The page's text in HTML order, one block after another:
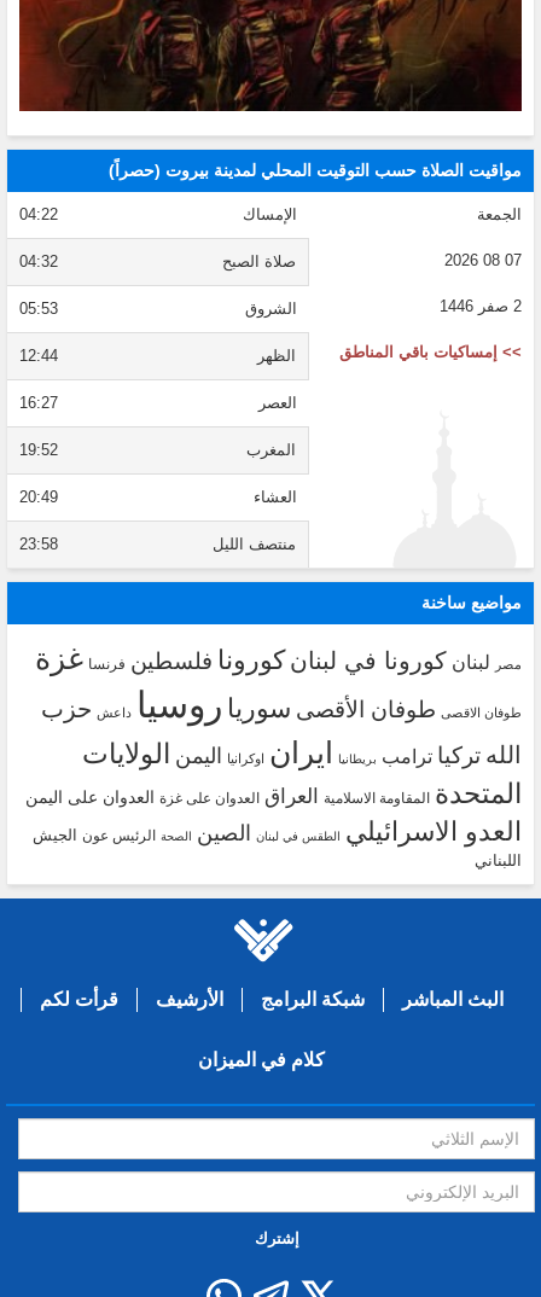
مواقيت الصلاة حسب التوقيت المحلي لمدينة بيروت (حصراً)
الجمعة
07 08 2026
2 صفر 1446
>> إمساكيات باقي المناطق
الإمساك 04:22
صلاة الصبح 04:32
الشروق 05:53
الظهر 12:44
العصر 16:27
المغرب 19:52
العشاء 20:49
منتصف الليل 23:58
مواضيع ساخنة
مصر لبنان كورونا في لبنانكورونا فلسطين فرنسا غزة
طوفان الاقصى طوفان الأقصى سوريا روسيا داعش حزب
الله تركيا ترامب بريطانيا ايران اوكرانيا اليمن الولايات
المتحدة المقاومة الاسلامية العراق العدوان على غزة العدوان على اليمن
العدو الاسرائيلي الطقس في لبنان الصين الصحة الرئيس عون الجيش
اللبناني
البث المباشر شبكة البرامج الأرشيف قرأت لكم
كلام في الميزان
إشترك